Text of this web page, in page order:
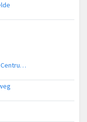
Lifeliner 4 naar Universitair Medisch Centrum Groningen